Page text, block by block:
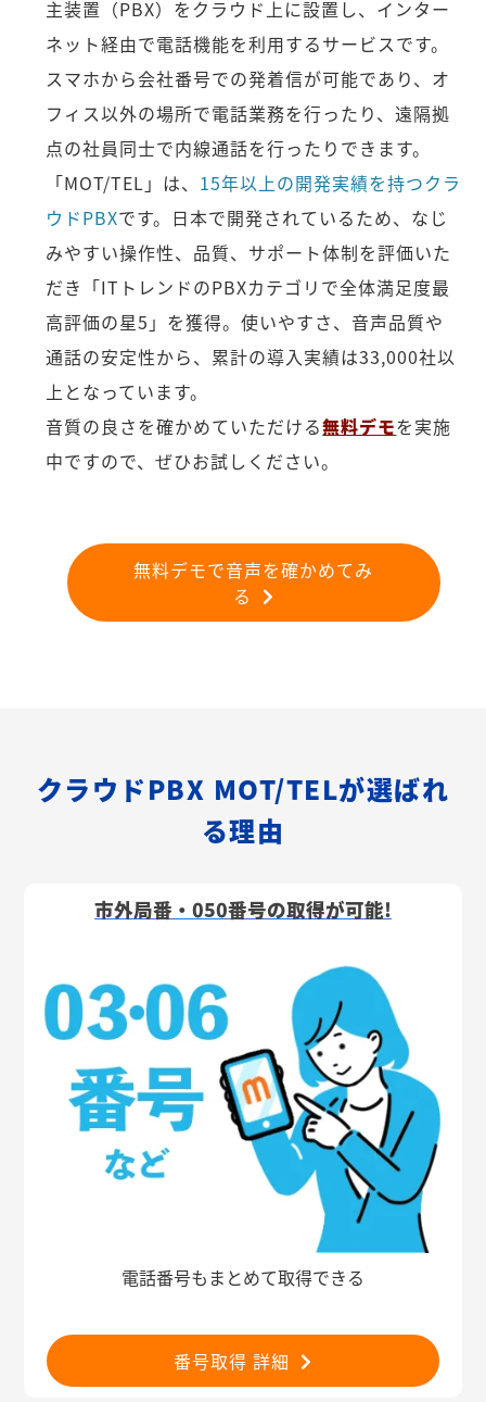
主装置（PBX）をクラウド上に設置し、インター
ネット経由で電話機能を利用するサービスです。
スマホから会社番号での発着信が可能であり、オ
フィス以外の場所で電話業務を行ったり、遠隔拠
点の社員同士で内線通話を行ったりできます。
「MOT/TEL」は、 15年以上の開発実績を持つクラ
ウドPBXです。日本で開発されているため、なじ
みやすい操作性、品質、サポート体制を評価いた
だき「ITトレンドのPBXカテゴリで全体満足度最
高評価の星5」を獲得。使いやすさ、音声品質や
通話の安定性から、累計の導入実績は33,000社以
上となっています。
音質の良さを確かめていただける無料デモを実施
中ですので、ぜひお試しください。
無料デモで音声を確かめてみ
る
クラウドPBX MOT/TELが選ばれ
る理由
市外局番・050番号の取得が可能!
電話番号もまとめて取得できる
番号取得 詳細